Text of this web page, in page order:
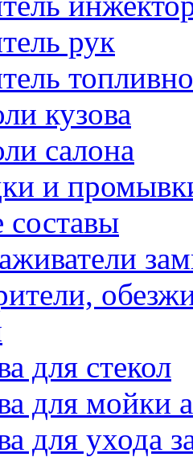
рук
кузова
салона
и
для стекол
для мойки
для ухода